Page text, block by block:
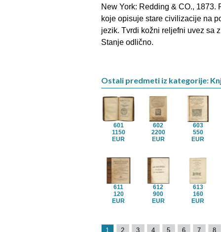
New York: Redding & CO.,
koje opisuje stare civilizacije na
jezik. Tvrdi kožni reljefni uvez sa
Stanje odlično.
Ostali predmeti iz kategorije:
601
1150
EUR
602
2200
EUR
603
550
EUR
611
120
EUR
612
900
EUR
613
160
EUR
1 2 3 4 5 6 7 8